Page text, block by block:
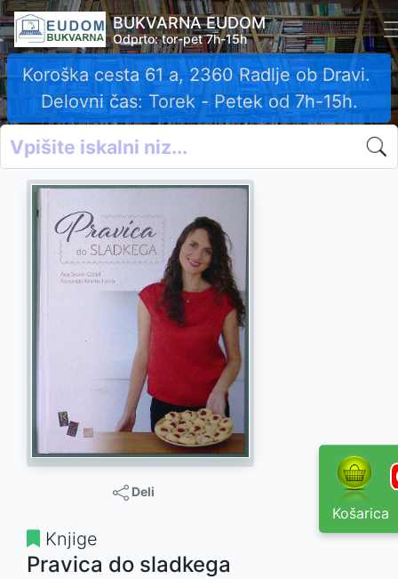
BUKVARNA EUDOM
Odprto: tor-pet 7h-15h
Koroška cesta 61 a, 2360 Radlje ob Dravi.
Delovni čas: Torek - Petek od 7h-15h.
Košarica
Deli
Knjige
Pravica do sladkega